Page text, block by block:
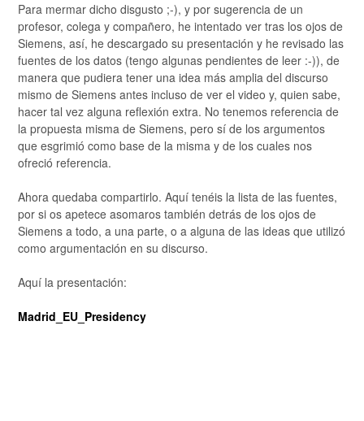
Para mermar dicho disgusto ;-), y por sugerencia de un
profesor, colega y compañero, he intentado ver tras los ojos de
Siemens, así, he descargado su presentación y he revisado las
fuentes de los datos (tengo algunas pendientes de leer :-)), de
manera que pudiera tener una idea más amplia del discurso
mismo de Siemens antes incluso de ver el video y, quien sabe,
hacer tal vez alguna reflexión extra. No tenemos referencia de
la propuesta misma de Siemens, pero sí de los argumentos
que esgrimió como base de la misma y de los cuales nos
ofreció referencia.
Ahora quedaba compartirlo. Aquí tenéis la lista de las fuentes,
por si os apetece asomaros también detrás de los ojos de
Siemens a todo, a una parte, o a alguna de las ideas que utilizó
como argumentación en su discurso.
Aquí la presentación:
Madrid_EU_Presidency